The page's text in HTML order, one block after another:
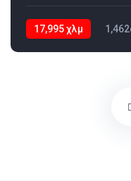
17,995 χλμ